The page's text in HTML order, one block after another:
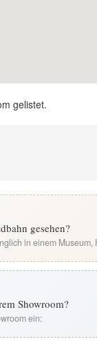
gelistet.
gesehen?
in einem Museum,
Showroom?
ein: